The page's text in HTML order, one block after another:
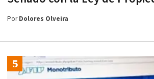
PorDolores Olveira